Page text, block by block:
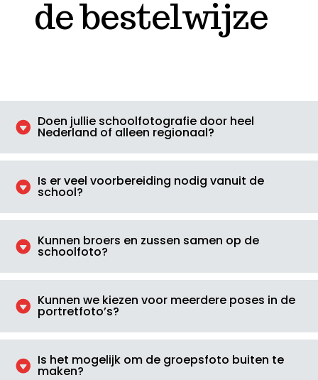
de bestelwijze
 Doen jullie schoolfotografie door heel
Nederland of alleen regionaal?
 Is er veel voorbereiding nodig vanuit de
school?
 Kunnen broers en zussen samen op de
schoolfoto?
 Kunnen we kiezen voor meerdere poses in de
portretfoto’s?
 Is het mogelijk om de groepsfoto buiten te
maken?